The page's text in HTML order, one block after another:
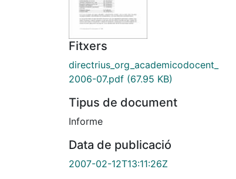
Fitxers
directrius_org_academicodocent_
2006-07.pdf (67.95 KB)
Tipus de document
Informe
Data de publicació
2007-02-12T13:11:26Z